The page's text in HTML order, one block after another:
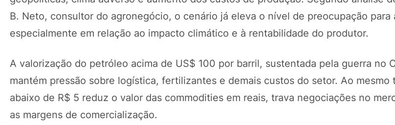
B. Neto, consultor do agronegócio, o cenário já eleva o nível de preocupação para
especialmente em relação ao impacto climático e à rentabilidade do produtor.
A valorização do petróleo acima de US$ 100 por barril, sustentada pela guerra no
mantém pressão sobre logística, fertilizantes e demais custos do setor. Ao mesmo
abaixo de R$ 5 reduz o valor das commodities em reais, trava negociações no
as margens de comercialização.